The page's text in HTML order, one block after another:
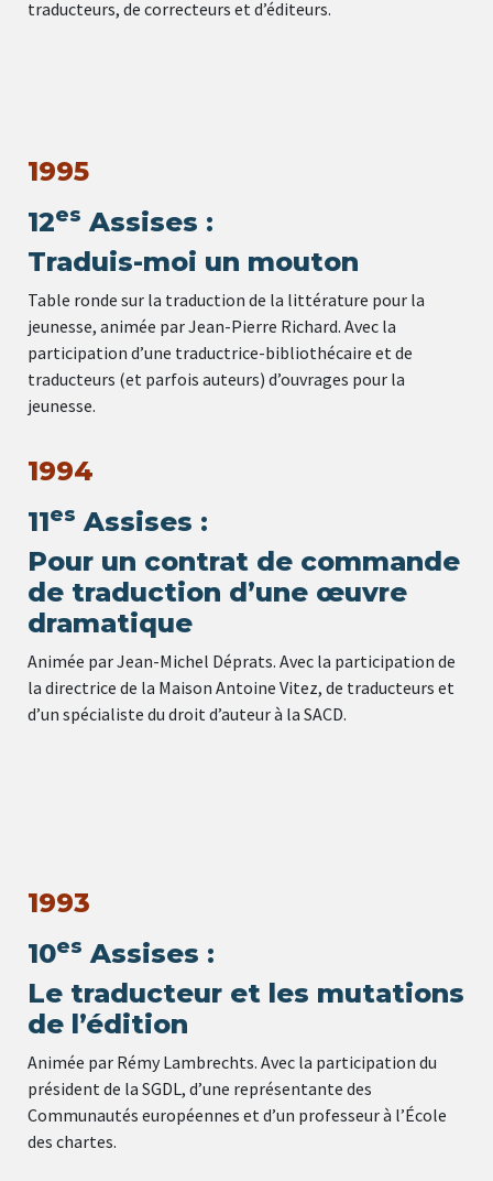
traducteurs, de correcteurs et d’éditeurs.
1995
12es Assises :
Traduis-moi un mouton
Table ronde sur la traduction de la littérature pour la
jeunesse, animée par Jean-Pierre Richard. Avec la
participation d’une traductrice-bibliothécaire et de
traducteurs (et parfois auteurs) d’ouvrages pour la
jeunesse.
1994
11es Assises :
Pour un contrat de commande
de traduction d’une œuvre
dramatique
Animée par Jean-Michel Déprats. Avec la participation de
la directrice de la Maison Antoine Vitez, de traducteurs et
d’un spécialiste du droit d’auteur à la SACD.
1993
10es Assises :
Le traducteur et les mutations
de l’édition
Animée par Rémy Lambrechts. Avec la participation du
président de la SGDL, d’une représentante des
Communautés européennes et d’un professeur à l’École
des chartes.